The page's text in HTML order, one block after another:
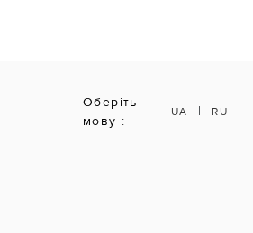
Оберіть
мову :
UA | RU